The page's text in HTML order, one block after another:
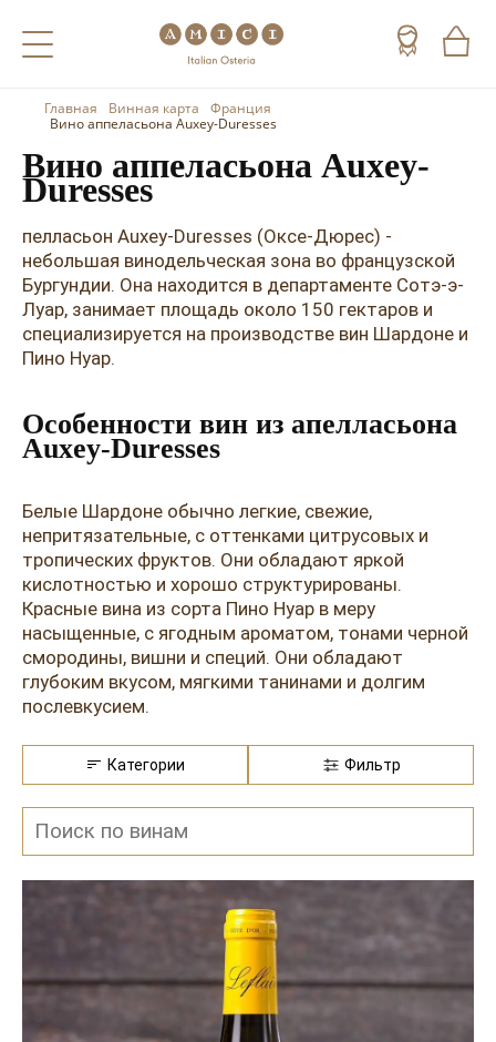
Назад
Холодные напитки
Кофе
Назад
Вино
Игристое вино
Портвейн
Херес
Белые вина
Розовые вина
Итальянские вина
Французские вина
Испанские вина
Назад
Виски
Арманьяк
Текила
Мескаль
Джин
Ром
Граппа
Водка
Саке
Пиво
Главная Винная карта
Франция
Вино аппеласьона Auxey-Duresses
Вино аппеласьона Auxey-
Duresses
пелласьон Auxey-Duresses (Оксе-Дюрес) -
небольшая винодельческая зона во французской
Бургундии. Она находится в департаменте Сотэ-э-
Луар, занимает площадь около 150 гектаров и
специализируется на производстве вин Шардоне и
Пино Нуар.
Особенности вин из апелласьона
Auxey-Duresses
Белые Шардоне обычно легкие, свежие,
непритязательные, с оттенками цитрусовых и
тропических фруктов. Они обладают яркой
кислотностью и хорошо структурированы.
Красные вина из сорта Пино Нуар в меру
насыщенные, с ягодным ароматом, тонами черной
смородины, вишни и специй. Они обладают
глубоким вкусом, мягкими танинами и долгим
послевкусием.
К каким блюдам стоит заказать
Вина Auxey-Duresses идеально сочетаются со
многими блюдами из меню ресторана Остерия
Амичи. Как аперитив или сопровождение к легким
закускам, белое Auxey-Duresses будет отличным
выбором. Его свежесть и фруктовость подчеркнут
ароматы морепродуктов, роллов с мягкими
сырами, легких блюд с курицей.
Категории Фильтр